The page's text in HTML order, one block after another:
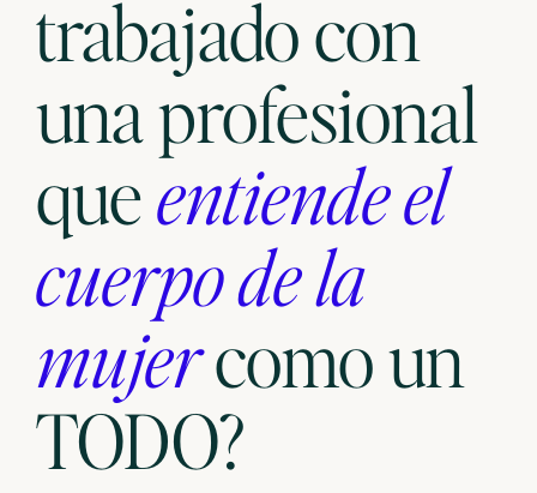
trabajado con
una profesional
queentiende el
cuerpo de la
mujercomo un
TODO?